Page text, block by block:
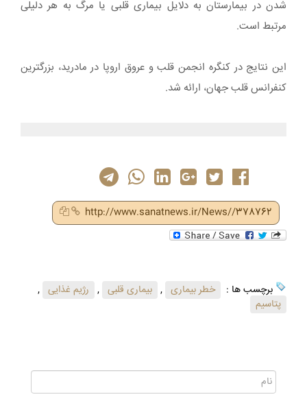
شدن در بیمارستان به دلایل بیماری قلبی یا مرگ به هر دلیلی
مرتبط است.
این نتایج در کنگره انجمن قلب و عروق اروپا در مادرید، بزرگترین
کنفرانس قلب جهان، ارائه شد.
http://www.sanatnews.ir/News//378762
برچسب ها : خطر بیماری‌ , بیماری‌ قلبی , رژیم غذایی ,
پتاسیم